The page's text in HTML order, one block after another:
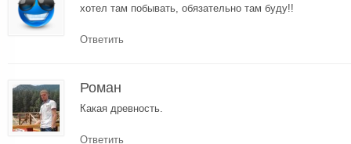
хотел там побывать, обязательно там буду!!
Ответить
Роман
Какая древность.
Ответить